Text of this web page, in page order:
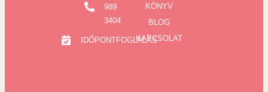
989
3404
IDŐPONTFOGLALÁS
KÖNYV
BLOG
KAPCSOLAT